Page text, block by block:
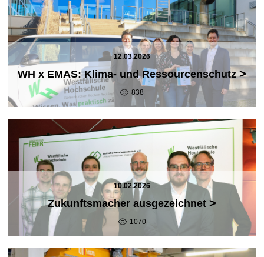
12.03.2026
WH x EMAS: Klima- und Ressourcenschutz>
838
10.02.2026
Zukunftsmacher ausgezeichnet >
1070